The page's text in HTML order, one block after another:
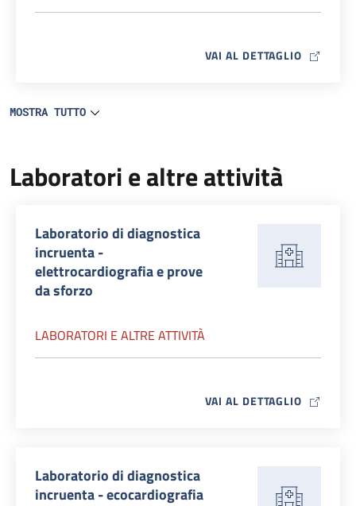
VAI AL DETTAGLIO MAP ICON
MOSTRA TUTTO
Laboratori e altre attività
Laboratorio di diagnostica
incruenta -
elettrocardiografia e prove
da sforzo
LABORATORI E ALTRE ATTIVITÀ
VAI AL DETTAGLIO MAP ICON
Laboratorio di diagnostica
incruenta - ecocardiografia